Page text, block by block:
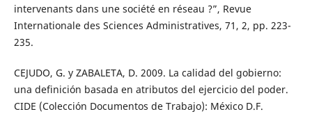
intervenants dans une société en réseau ?”, Revue
Internationale des Sciences Administratives, 71, 2, pp. 223-
235.
CEJUDO, G. y ZABALETA, D. 2009. La calidad del gobierno:
una definición basada en atributos del ejercicio del poder.
CIDE (Colección Documentos de Trabajo): México D.F.